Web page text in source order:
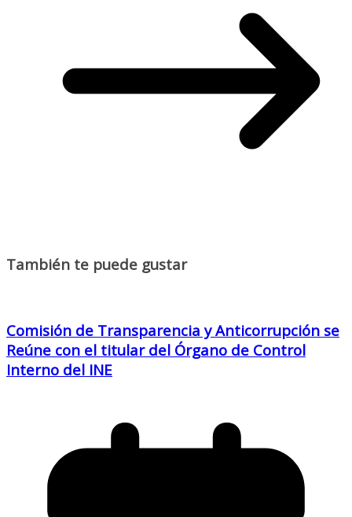
También te puede gustar
Comisión de Transparencia y Anticorrupción se
Reúne con el titular del Órgano de Control
Interno del INE